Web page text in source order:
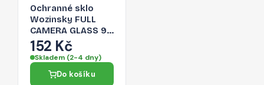
Ochranné sklo
Wozinsky FULL
CAMERA GLASS 9H
pro iPhone 12 Pro -
transparentní
152 Kč
Skladem (2-4 dny)
Do košíku